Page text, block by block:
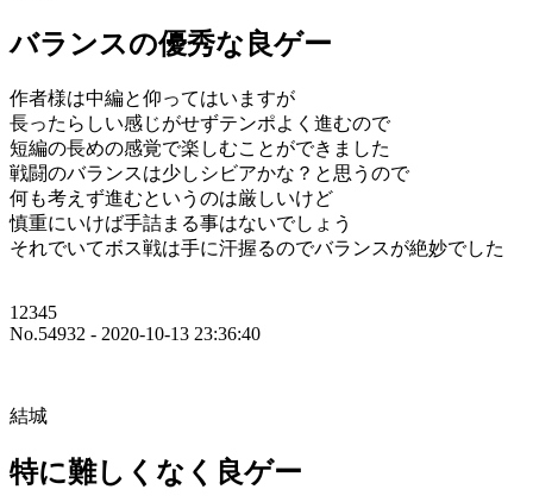
バランスの優秀な良ゲー
作者様は中編と仰ってはいますが
長ったらしい感じがせずテンポよく進むので
短編の長めの感覚で楽しむことができました
戦闘のバランスは少しシビアかな？と思うので
何も考えず進むというのは厳しいけど
慎重にいけば手詰まる事はないでしょう
それでいてボス戦は手に汗握るのでバランスが絶妙でした
12345
No.54932 - 2020-10-13 23:36:40
結城
特に難しくなく良ゲー